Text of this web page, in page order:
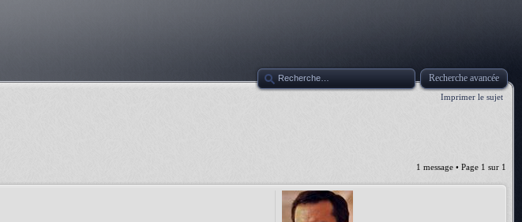
Recherche avancée
Imprimer le sujet
1 message • Page 1 sur 1